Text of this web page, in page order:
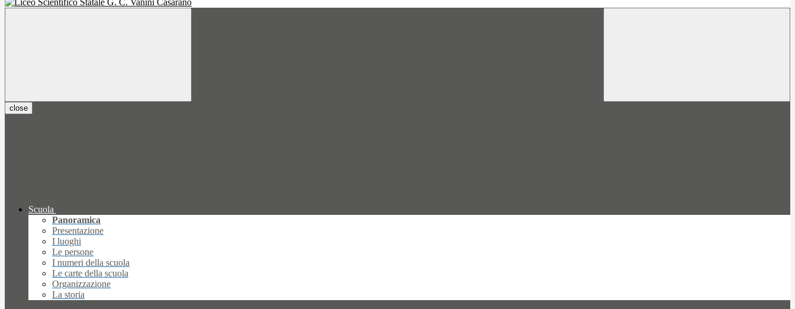
close
Scuola
Panoramica
Presentazione
I luoghi
Le persone
I numeri della scuola
Le carte della scuola
Organizzazione
La storia